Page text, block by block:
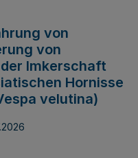
von
von
Imkerschaft
Hornisse
velutina)